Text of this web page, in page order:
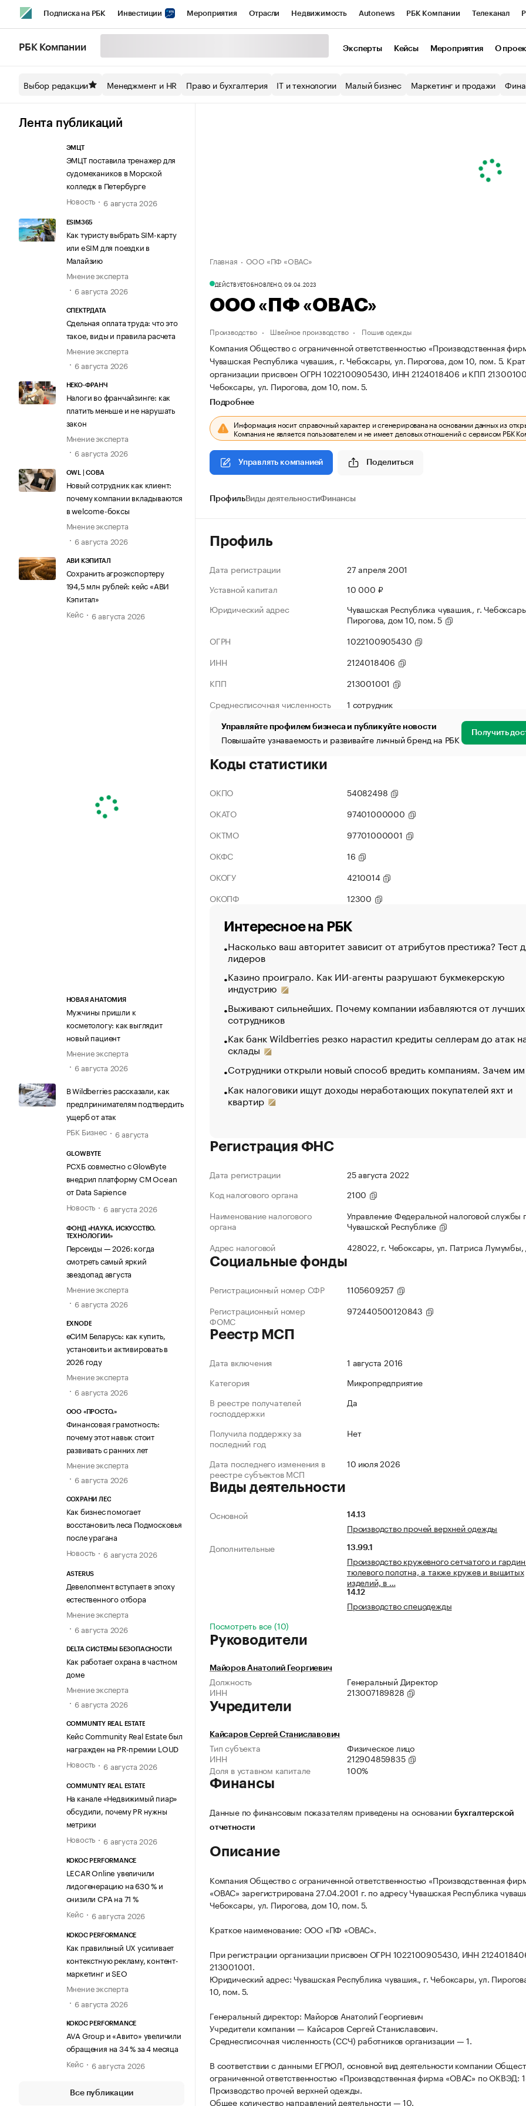
Подписка на РБК Инвестиции Мероприятия Отрасли Недвижимость Autonews РБК Компании Телеканал
Спецпроекты СПб Конференции СПб Спецпроекты Экономика Бизнес
Технологии и медиа
РБК Компании Эксперты Кейсы Мероприятия О
Выбор редакции Менеджмент и HR Право и бухгалтерия IT и технологии Малый бизнес Маркетинг и продажи
Лента публикаций
ЭМЦТ
ЭМЦТ поставила тренажер для
судомехаников в Морской
колледж в Петербурге
Новость
6 августа 2026
ESIM365
Как туристу выбрать SIM-карту
или eSIM для поездки в
Малайзию
Мнение эксперта
6 августа 2026
СПЕКТРДАТА
Сдельная оплата труда: что это
такое, виды и правила расчета
Мнение эксперта
6 августа 2026
НЕКО-ФРАНЧ
Налоги во франчайзинге: как
платить меньше и не нарушать
закон
Мнение эксперта
6 августа 2026
OWL | СОВА
Новый сотрудник как клиент:
почему компании вкладываются
в welcome-боксы
Мнение эксперта
6 августа 2026
АВИ КЭПИТАЛ
Сохранить агроэкспортеру
194,5 млн рублей: кейс «АВИ
Кэпитал»
Кейс
6 августа 2026
НОВАЯ АНАТОМИЯ
Мужчины пришли к
косметологу: как выглядит
новый пациент
Мнение эксперта
6 августа 2026
В Wildberries рассказали, как
предпринимателям подтвердить
ущерб от атак
РБК Бизнес
6 августа
GLOWBYTE
РСХБ совместно с GlowByte
внедрил платформу CM Ocean
от Data Sapience
Новость
6 августа 2026
ФОНД «НАУКА. ИСКУССТВО.
ТЕХНОЛОГИИ»
Персеиды — 2026: когда
смотреть самый яркий
звездопад августа
Мнение эксперта
6 августа 2026
EXNODE
еСИМ Беларусь: как купить,
установить и активировать в
2026 году
Мнение эксперта
6 августа 2026
ООО «ПРОСТО.»
Финансовая грамотность:
почему этот навык стоит
развивать с ранних лет
Мнение эксперта
6 августа 2026
СОХРАНИ ЛЕС
Как бизнес помогает
восстановить леса Подмосковья
после урагана
Новость
6 августа 2026
ASTERUS
Девелопмент вступает в эпоху
естественного отбора
Мнение эксперта
6 августа 2026
DELTA СИСТЕМЫ БЕЗОПАСНОСТИ
Как работает охрана в частном
доме
Мнение эксперта
6 августа 2026
COMMUNITY REAL ESTATE
Кейс Community Real Estate был
награжден на PR-премии LOUD
Новость
6 августа 2026
COMMUNITY REAL ESTATE
На канале «Недвижимый пиар»
обсудили, почему PR нужны
метрики
Новость
6 августа 2026
KOKOC PERFORMANCE
LECAR Online увеличили
лидогенерацию на 630 % и
снизили CPA на 71 %
Кейс
6 августа 2026
KOKOC PERFORMANCE
Как правильный UX усиливает
контекстную рекламу, контент-
маркетинг и SEO
Мнение эксперта
6 августа 2026
KOKOC PERFORMANCE
AVA Group и «Авито» увеличили
обращения на 34 % за 4 месяца
Кейс
6 августа 2026
Все публикации
Главная ООО «ПФ «ОВАС»
ДЕЙСТВУЕТОБНОВЛЕНО, 09.04.2023
ООО «ПФ «ОВАС»
Производство Швейное производство Пошив одежды
Компания Общество с ограниченной ответственностью «Производственная
Чувашская Республика чувашия., г. Чебоксары, ул. Пирогова, дом 10, пом. 5.
организации присвоен ОГРН 1022100905430, ИНН 2124018406 и КПП
Чебоксары, ул. Пирогова, дом 10, пом. 5.
Подробнее
Информация носит справочный характер и сгенерирована на основании данных из
Компания не является пользователем и не имеет деловых отношений с сервисом РБК
Управлять компанией Поделиться
ПрофильВиды деятельностиФинансы
Профиль
Дата регистрации
27 апреля 2001
Уставной капитал
10 000 ₽
Юридический адрес
Чувашская Республика чувашия., г.
Пирогова, дом 10, пом. 5
ОГРН
1022100905430
ИНН
2124018406
КПП
213001001
Среднесписочная численность
1 сотрудник
Управляйте профилем бизнеса и публикуйте новости
Повышайте узнаваемость и развивайте личный бренд на РБК Получить
Коды статистики
ОКПО
54082498
ОКАТО
97401000000
ОКТМО
97701000001
ОКФС
16
ОКОГУ
4210014
ОКОПФ
12300
Интересное на РБК
Насколько ваш авторитет зависит от атрибутов престижа? Тест
лидеров
Казино проиграло. Как ИИ-агенты разрушают букмекерскую
индустрию
Выживают сильнейших. Почему компании избавляются от лучших
сотрудников
Как банк Wildberries резко нарастил кредиты селлерам до атак
склады
Сотрудники открыли новый способ вредить компаниям. Зачем
Как налоговики ищут доходы неработающих покупателей яхт и
квартир
Регистрация ФНС
Дата регистрации
25 августа 2022
Код налогового органа
2100
Наименование налогового
органа
Управление Федеральной налоговой службы
Чувашской Республике
Адрес налоговой
428022, г. Чебоксары, ул. Патриса
Социальные фонды
Регистрационный номер СФР
1105609257
Регистрационный номер
ФОМС
972440500120843
Реестр МСП
Дата включения
1 августа 2016
Категория
Микропредприятие
В реестре получателей
господдержки
Да
Получила поддержку за
последний год
Нет
Дата последнего изменения в
реестре субъектов МСП
10 июля 2026
Виды деятельности
Основной 14.13
Производство прочей верхней одежды
Дополнительные
13.99.1
Производство кружевного сетчатого и
тюлевого полотна, а также кружев и вышитых
изделий, в …
14.12
Производство спецодежды
Посмотреть все (10)
Руководители
Майоров Анатолий Георгиевич
Должность
Генеральный Директор
ИНН
213007189828
Учредители
Кайсаров Сергей Станиславович
Тип субъекта
Физическое лицо
ИНН
212904859835
Доля в уставном капитале
100%
Финансы
Данные по финансовым показателям приведены на основании бухгалтерской
отчетности
Описание
Компания Общество с ограниченной ответственностью «Производственная
«ОВАС» зарегистрирована 27.04.2001 г. по адресу Чувашская Республика
Чебоксары, ул. Пирогова, дом 10, пом. 5.
Краткое наименование: ООО «ПФ «ОВАС».
При регистрации организации присвоен ОГРН 1022100905430, ИНН
213001001.
Юридический адрес: Чувашская Республика чувашия., г. Чебоксары, ул.
10, пом. 5.
Генеральный директор: Майоров Анатолий Георгиевич
Учредители компании — Кайсаров Сергей Станиславович.
Среднесписочная численность (ССЧ) работников организации — 1.
В соответствии с данными ЕГРЮЛ, основной вид деятельности компании
ограниченной ответственностью «Производственная фирма «ОВАС» по ОКВЭД:
Производство прочей верхней одежды.
Общее количество направлений деятельности — 10.